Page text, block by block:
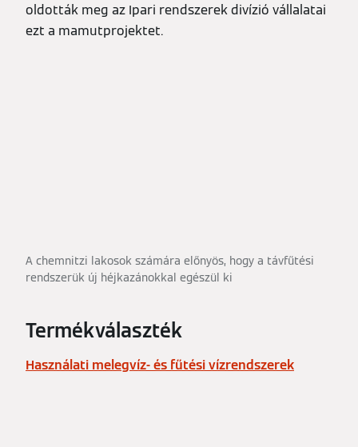
oldották meg az Ipari rendszerek divízió vállalatai
ezt a mamutprojektet.
A chemnitzi lakosok számára előnyös, hogy a távfűtési
rendszerük új héjkazánokkal egészül ki
Termékválaszték
Használati melegvíz- és fűtési vízrendszerek